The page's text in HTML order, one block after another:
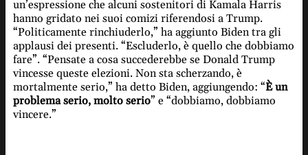
un’espressione che alcuni sostenitori di Kamala Harris
hanno gridato nei suoi comizi riferendosi a Trump.
“Politicamente rinchiuderlo,” ha aggiunto Biden tra gli
applausi dei presenti. “Escluderlo, è quello che dobbiamo
fare”. “Pensate a cosa succederebbe se Donald Trump
vincesse queste elezioni. Non sta scherzando, è
mortalmente serio,” ha detto Biden, aggiungendo: “È un
problema serio, molto serio” e “dobbiamo, dobbiamo
vincere.”